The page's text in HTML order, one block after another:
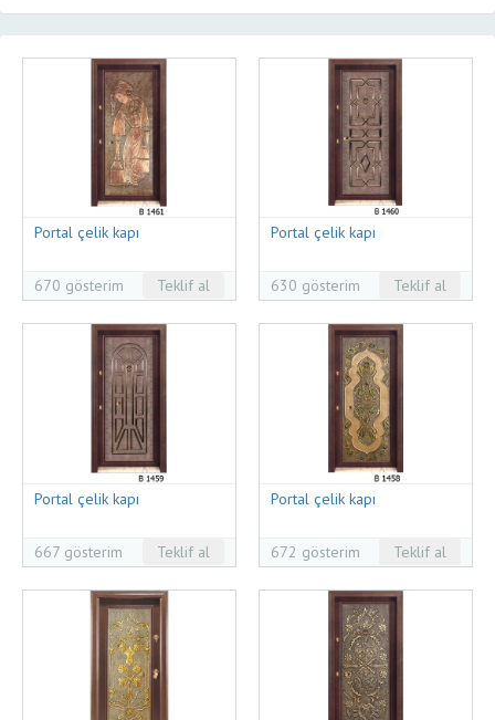
Portal çelik kapı
670 gösterim Teklif al
Portal çelik kapı
630 gösterim Teklif al
Portal çelik kapı
667 gösterim Teklif al
Portal çelik kapı
672 gösterim Teklif al